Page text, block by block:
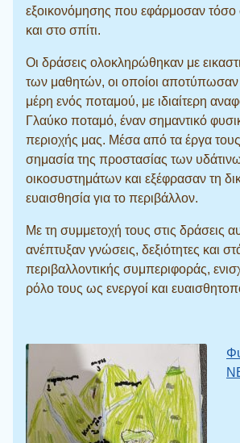
εξοικονόμησης που εφάρμοσαν τόσο
και στο σπίτι.
Οι δράσεις ολοκληρώθηκαν με
των μαθητών, οι οποίοι αποτύπωσαν
μέρη ενός ποταμού, με ιδιαίτερη
Γλαύκο ποταμό, έναν σημαντικό
περιοχής μας. Μέσα από τα έργα τους
σημασία της προστασίας των
οικοσυστημάτων και εξέφρασαν τη
ευαισθησία για το περιβάλλον.
Με τη συμμετοχή τους στις δράσεις
ανέπτυξαν γνώσεις, δεξιότητες και
περιβαλλοντικής συμπεριφοράς,
ρόλο τους ως ενεργοί και